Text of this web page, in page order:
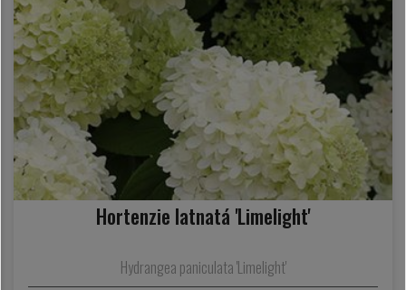
Hortenzie latnatá 'Limelight'
Hydrangea paniculata 'Limelight'